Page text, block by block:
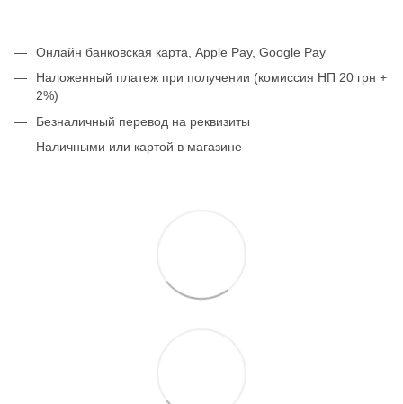
Онлайн банковская карта, Apple Pay, Google Pay
Наложенный платеж при получении (комиссия НП 20 грн +
2%)
Безналичный перевод на реквизиты
Наличными или картой в магазине